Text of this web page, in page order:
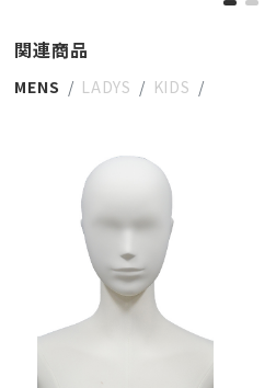
関連商品
MENS LADYS KIDS